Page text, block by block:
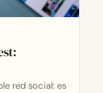
red social: es